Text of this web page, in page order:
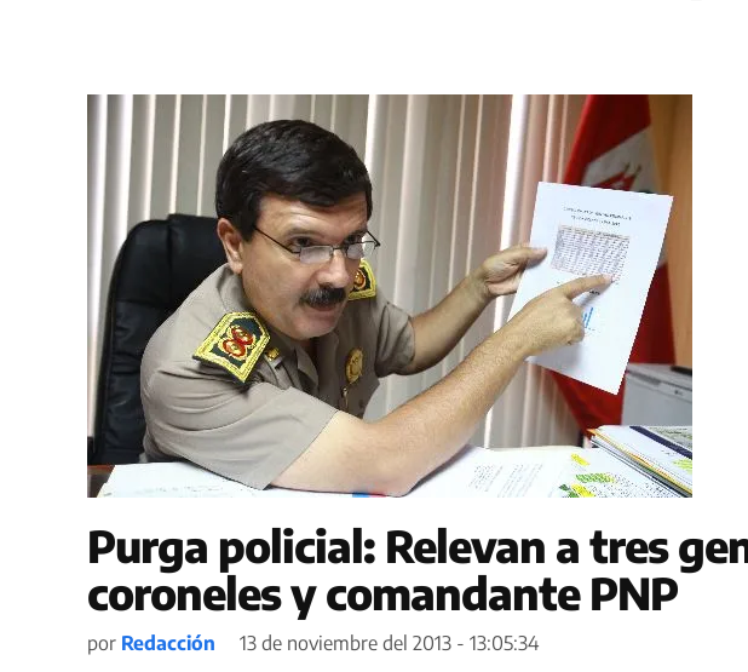
Purga policial: Relevan a tres
coroneles y comandante PNP
por Redacción 13 de noviembre del 2013 - 13:05:34